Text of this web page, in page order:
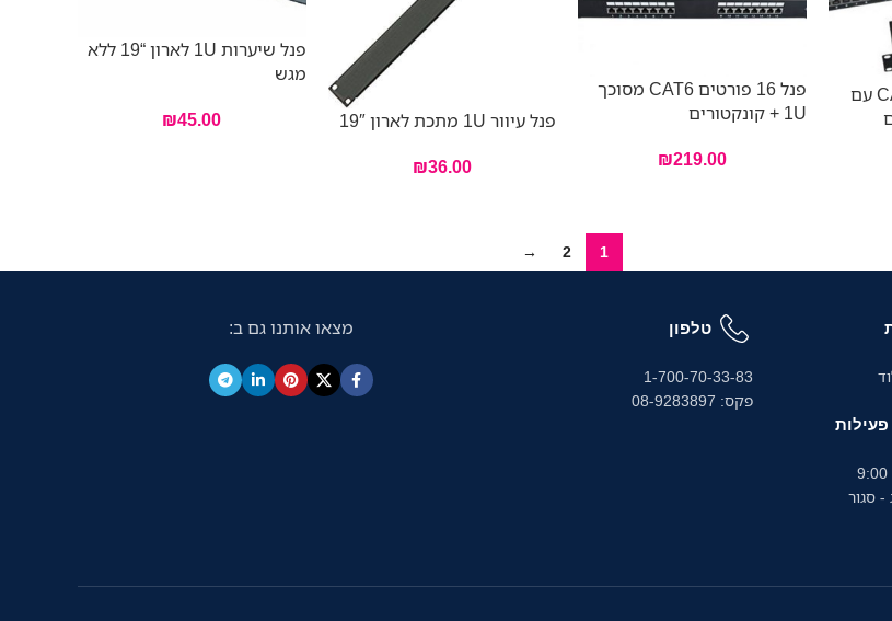
פאצ פנל CAT6a 19″ 1U עם
פנל 16 פורטים CAT6 מסוכך
1U + קונקטורים
₪219.00
פנל עיוור 1U מתכת לארון 19″
₪36.00
פנל שיערות 1U לארון “19 ללא
מגש
₪45.00
1
2
→
- סגור
טלפון
1-700-70-33-83
פקס: 08-9283897
מצאו אותנו גם ב: